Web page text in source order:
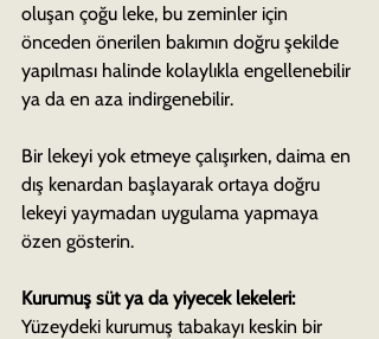
oluşan çoğu leke, bu zeminler için
önceden önerilen bakımın doğru şekilde
yapılması halinde kolaylıkla engellenebilir
ya da en aza indirgenebilir.
Bir lekeyi yok etmeye çalışırken, daima en
dış kenardan başlayarak ortaya doğru
lekeyi yaymadan uygulama yapmaya
özen gösterin.
Kurumuş süt ya da yiyecek lekeleri:
Yüzeydeki kurumuş tabakayı keskin bir